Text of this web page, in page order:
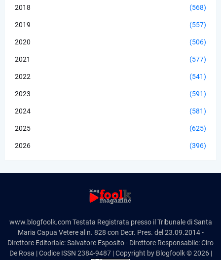
2018 (568)
2019 (557)
2020 (506)
2021 (577)
2022 (541)
2023 (591)
2024 (581)
2025 (625)
2026 (396)
www.blogfoolk.com Testata Registrata presso il Tribunale di Santa
Maria Capua Vetere al n. 828 con Decr. Pres. del 23.09.2014 -
Direttore Editoriale: Salvatore Esposito - Direttore Responsabile: Ciro
De Rosa | Codice ISSN 2384-9487 | Copyright by Blogfoolk © 2026 |